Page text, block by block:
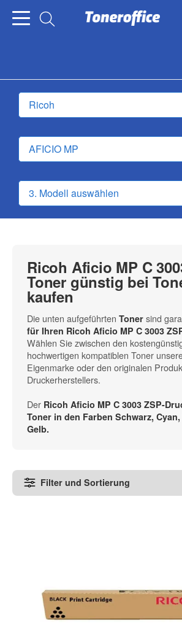
Ricoh Aficio MP C
Toner günstig bei
kaufen
Die unten aufgeführten Toner sind
für Ihren Ricoh Aficio MP C 3003
Wählen Sie zwischen den
hochwertigen kompatiblen Toner
Eigenmarke oder den originalen
Druckerherstellers.
Der Ricoh Aficio MP C 3003 ZSP-
Toner in den Farben Schwarz,
Gelb.
Filter und Sortierung